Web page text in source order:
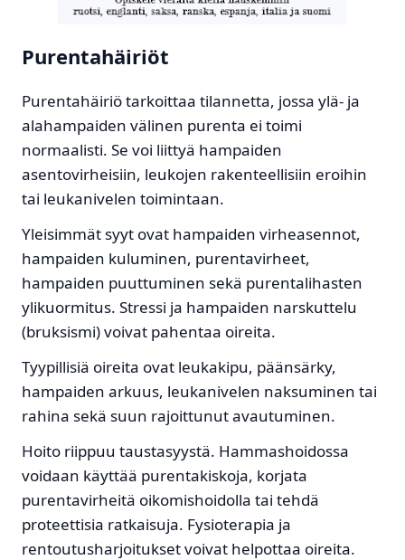
Purentahäiriöt
Purentahäiriö tarkoittaa tilannetta, jossa ylä- ja
alahampaiden välinen purenta ei toimi
normaalisti. Se voi liittyä hampaiden
asentovirheisiin, leukojen rakenteellisiin eroihin
tai leukanivelen toimintaan.
Yleisimmät syyt ovat hampaiden virheasennot,
hampaiden kuluminen, purentavirheet,
hampaiden puuttuminen sekä purentalihasten
ylikuormitus. Stressi ja hampaiden narskuttelu
(bruksismi) voivat pahentaa oireita.
Tyypillisiä oireita ovat leukakipu, päänsärky,
hampaiden arkuus, leukanivelen naksuminen tai
rahina sekä suun rajoittunut avautuminen.
Hoito riippuu taustasyystä. Hammashoidossa
voidaan käyttää purentakiskoja, korjata
purentavirheitä oikomishoidolla tai tehdä
proteettisia ratkaisuja. Fysioterapia ja
rentoutusharjoitukset voivat helpottaa oireita.